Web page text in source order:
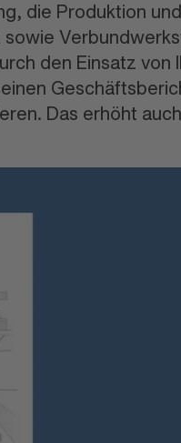
die Produktion
den Einsatz von
Das erhöht